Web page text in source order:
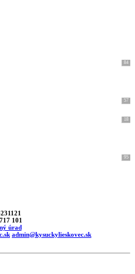
84
57
18
95
101
úrad
admin@kysuckylieskovec.sk